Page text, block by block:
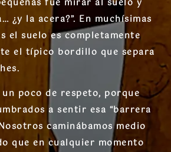
fue mirar al suelo y
¿y la acera?”. En muchísimas
el suelo es completamente
el típico bordillo que separa
poco de respeto, porque
a sentir esa “barrera
caminábamos medio
que en cualquier momento